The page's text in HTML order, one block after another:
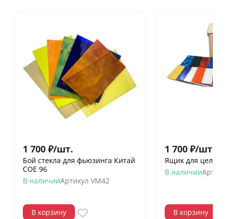
1 700 ₽/шт.
Бой стекла для фьюзинга Китай
COE 96
В наличииАртикул VM42
В корзину
1 700 ₽/шт.
Ящик для целых
В наличии
В корзину